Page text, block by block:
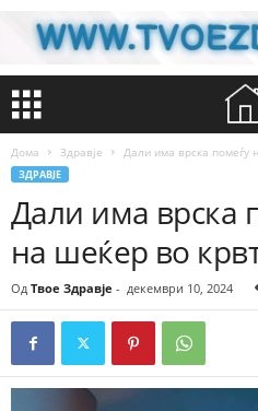
Дома Здравје Дали има врска помеѓу
ЗДРАВЈЕ
Дали има врска
на шеќер во
Од Твое Здравје - декември 10, 2024